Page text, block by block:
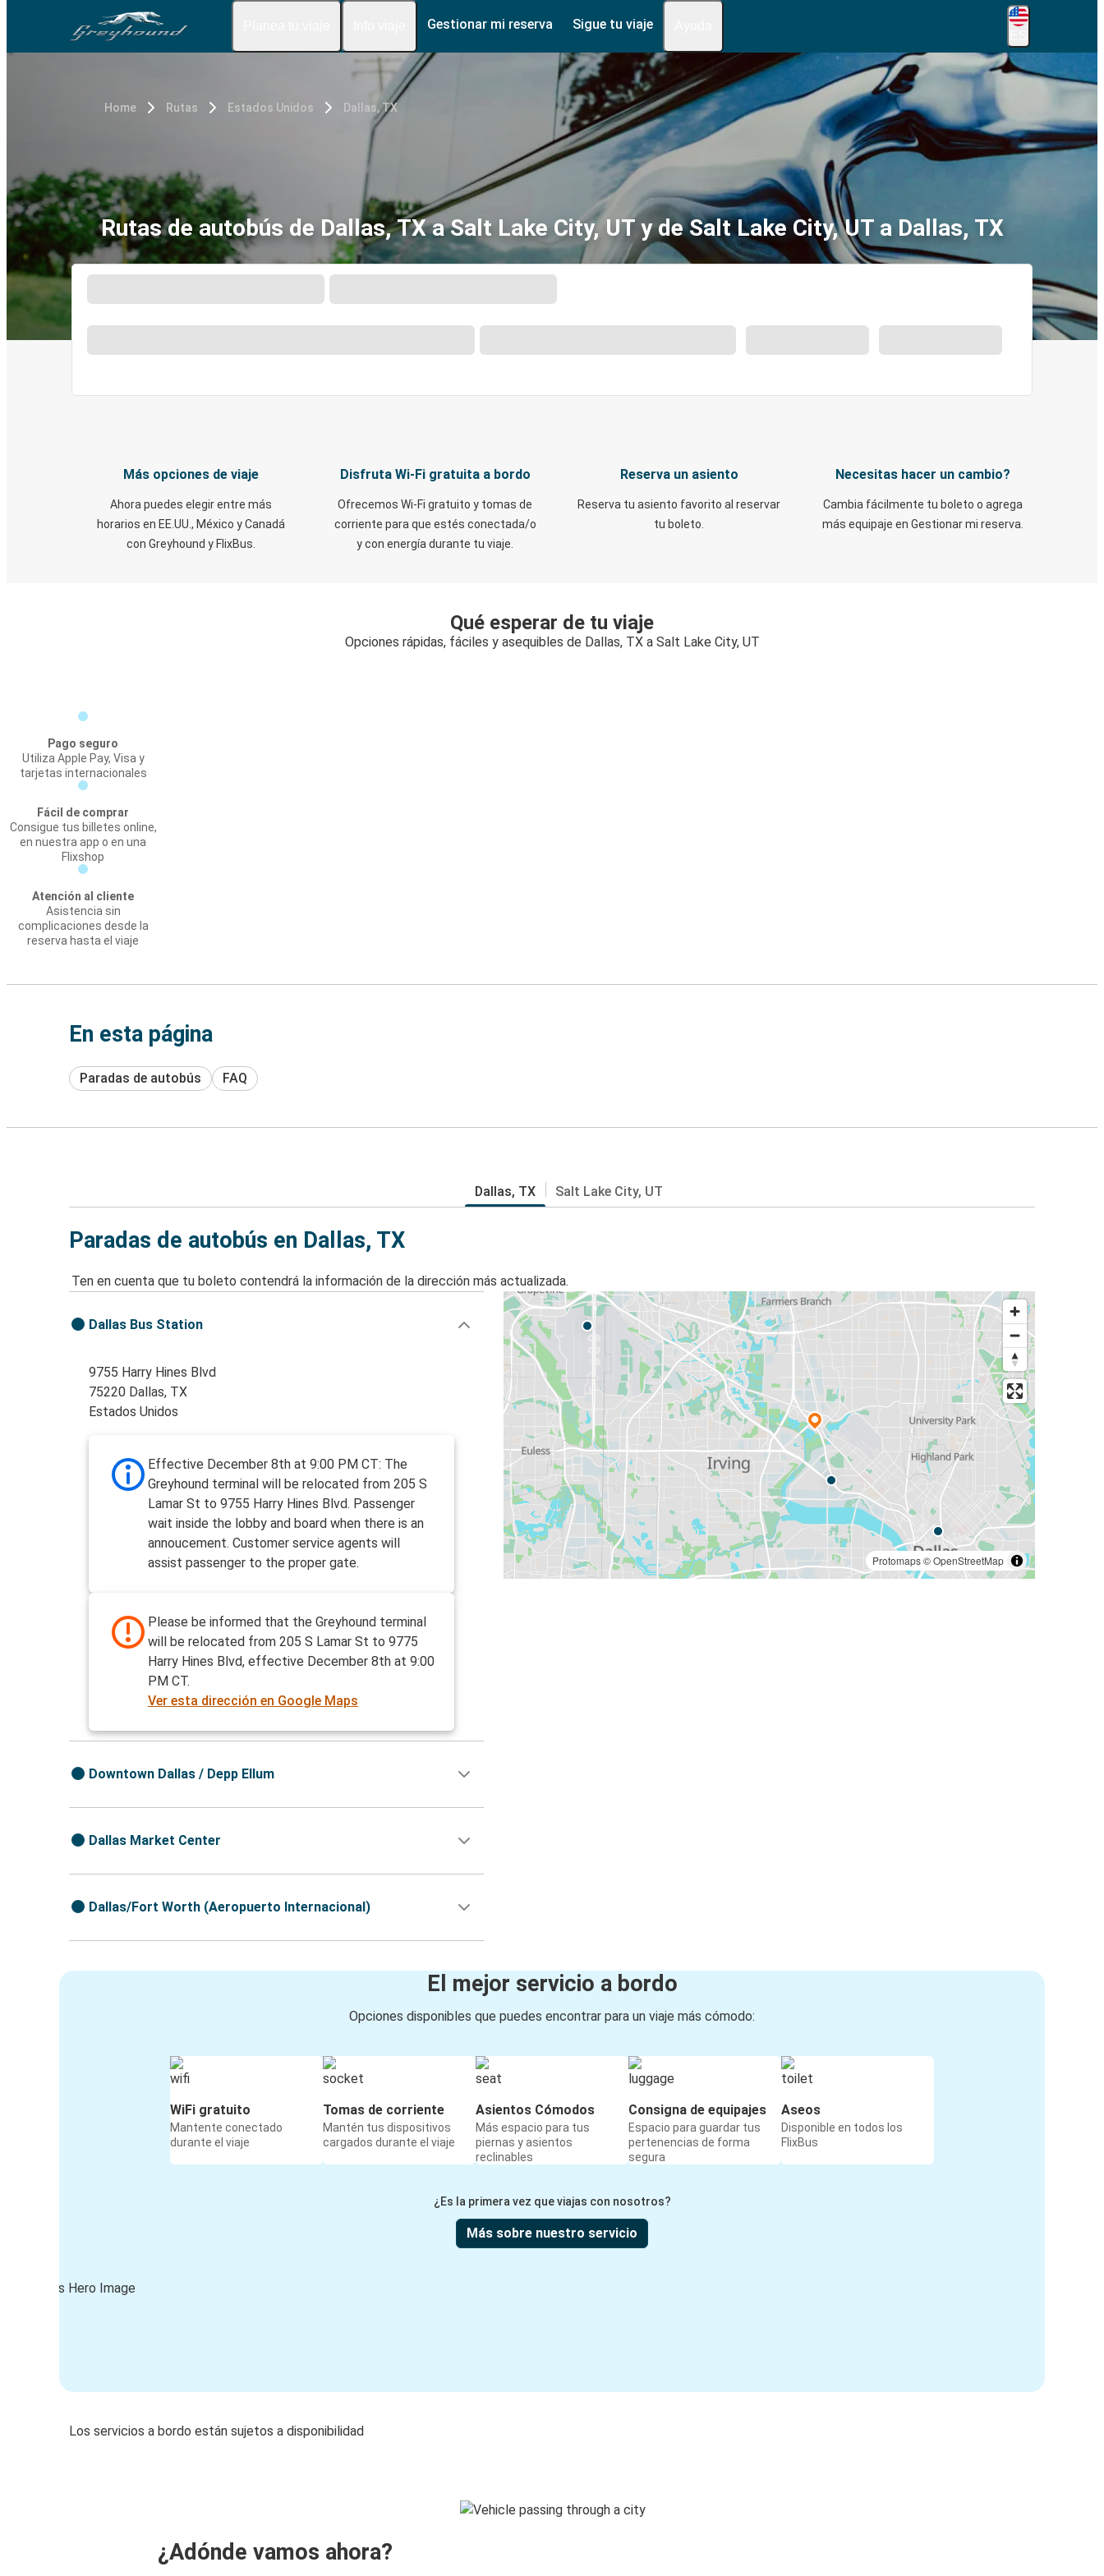
Gestionar mi reserva Sigue tu viaje
Home Rutas Estados Unidos Dallas, TX
Rutas de autobús de Dallas, TX a Salt Lake City, UT y de Salt Lake City, UT a Dallas, TX
Más opciones de viaje
Ahora puedes elegir entre más
horarios en EE.UU., México y Canadá
con Greyhound y FlixBus.
Disfruta Wi-Fi gratuita a bordo
Ofrecemos Wi-Fi gratuito y tomas de
corriente para que estés conectada/o
y con energía durante tu viaje.
Reserva un asiento
Reserva tu asiento favorito al reservar
tu boleto.
Necesitas hacer un cambio?
Cambia fácilmente tu boleto o agrega
más equipaje en Gestionar mi reserva.
Qué esperar de tu viaje
Opciones rápidas, fáciles y asequibles de Dallas, TX a Salt Lake City, UT
Pago seguro
Utiliza Apple Pay, Visa y
tarjetas internacionales
Fácil de comprar
Consigue tus billetes online,
en nuestra app o en una
Flixshop
Atención al cliente
Asistencia sin
complicaciones desde la
reserva hasta el viaje
En esta página
Paradas de autobús FAQ
Dallas, TX Salt Lake City, UT
Paradas de autobús en Dallas, TX
Ten en cuenta que tu boleto contendrá la información de la dirección más actualizada.
Protomaps©OpenStreetMap
Dallas Bus Station
9755 Harry Hines Blvd
75220 Dallas, TX
Estados Unidos
Effective December 8th at 9:00 PM CT: The
Greyhound terminal will be relocated from 205 S
Lamar St to 9755 Harry Hines Blvd. Passenger
wait inside the lobby and board when there is an
annoucement. Customer service agents will
assist passenger to the proper gate.
Please be informed that the Greyhound terminal
will be relocated from 205 S Lamar St to 9775
Harry Hines Blvd, effective December 8th at 9:00
PM CT.
Ver esta dirección en Google Maps
Downtown Dallas / Depp Ellum
Dallas Market Center
Dallas/Fort Worth (Aeropuerto Internacional)
El mejor servicio a bordo
Opciones disponibles que puedes encontrar para un viaje más cómodo:
WiFi gratuito
Mantente conectado
durante el viaje
Tomas de corriente
Mantén tus dispositivos
cargados durante el viaje
Asientos Cómodos
Más espacio para tus
piernas y asientos
reclinables
Consigna de equipajes
Espacio para guardar tus
pertenencias de forma
segura
Aseos
Disponible en todos los
FlixBus
¿Es la primera vez que viajas con nosotros?
Más sobre nuestro servicio
Los servicios a bordo están sujetos a disponibilidad
¿Adónde vamos ahora?